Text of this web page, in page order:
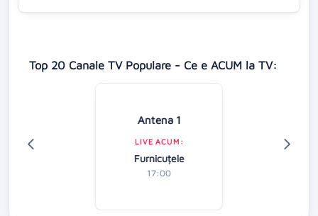
Top 20 Canale TV Populare - Ce e ACUM la TV:
Antena 1
LIVE ACUM:
Furnicuțele
17:00